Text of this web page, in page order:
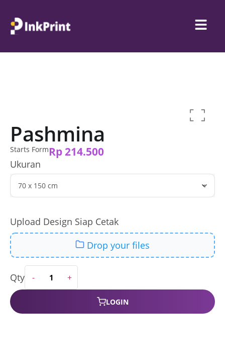
Pashmina
Starts FormRp214.500
Ukuran
LOGIN